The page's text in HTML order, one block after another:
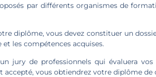
par différents organismes de
diplôme, vous devez constituer un
les compétences acquises.
jury de professionnels qui évaluera
accepté, vous obtiendrez votre diplôme de